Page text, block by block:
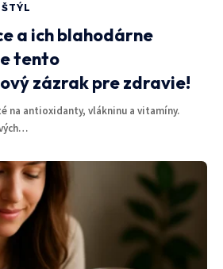
a ich blahodárne
tento
zázrak pre zdravie!
na antioxidanty, vlákninu a vitamíny.